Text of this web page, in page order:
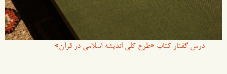
درس گفتار کتاب «طرح کلی اندیشه اسلامی در قرآن»